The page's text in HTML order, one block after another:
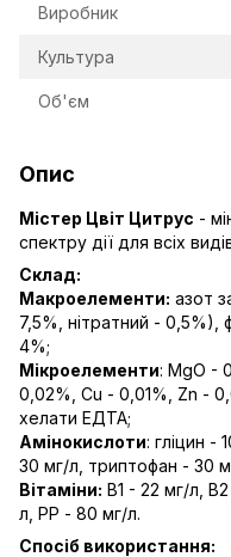
Виробник
Культура
Об'єм
Опис
Містер Цвіт Цитрус -
спектру дії для всіх
Склад:
Макроелементи: азот
7,5%, нітратний -
4%;
Мікроелементи: MgO -
0,02%, Cu - 0,01%, Zn -
хелати ЕДТА;
Амінокислоти: гліцин -
30 мг/л, триптофан - 30
Вітаміни: В1 - 22 мг/л,
л, РР - 80 мг/л.
Спосіб використання: